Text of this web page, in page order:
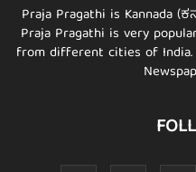
Praja Pragathi is Kannada
Praja Pragathi is very
from different cities of India.